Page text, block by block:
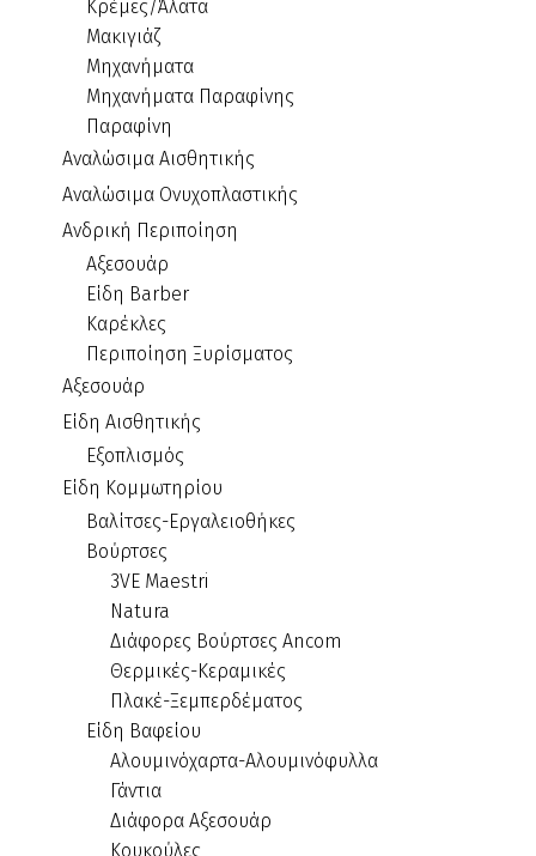
Κρέμες/Άλατα
Μακιγιάζ
Μηχανήματα
Μηχανήματα Παραφίνης
Παραφίνη
Αναλώσιμα Αισθητικής
Αναλώσιμα Ονυχοπλαστικής
Ανδρική Περιποίηση
Αξεσουάρ
Είδη Barber
Καρέκλες
Περιποίηση Ξυρίσματος
Αξεσουάρ
Είδη Αισθητικής
Εξοπλισμός
Είδη Κομμωτηρίου
Βαλίτσες-Εργαλειοθήκες
Βούρτσες
3VE Maestri
Natura
Διάφορες Βούρτσες Ancom
Θερμικές-Κεραμικές
Πλακέ-Ξεμπερδέματος
Είδη Βαφείου
Αλουμινόχαρτα-Αλουμινόφυλλα
Γάντια
Διάφορα Αξεσουάρ
Κουκούλες